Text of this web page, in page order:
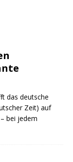
das deutsche
Zeit) auf
bei jedem